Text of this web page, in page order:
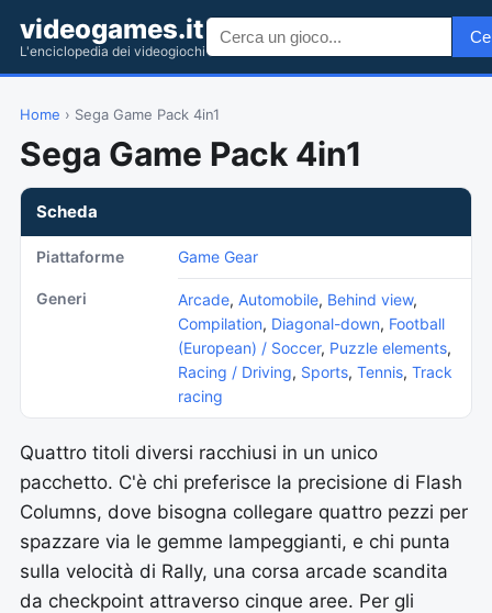
videogames.it
L'enciclopedia dei videogiochi
Home › Sega Game Pack 4in1
Sega Game Pack 4in1
Scheda
Piattaforme Game Gear
Generi Arcade, Automobile, Behind view,
Compilation, Diagonal-down, Football
(European) / Soccer, Puzzle elements,
Racing / Driving, Sports, Tennis, Track
racing
Quattro titoli diversi racchiusi in un unico
pacchetto. C'è chi preferisce la precisione di Flash
Columns, dove bisogna collegare quattro pezzi per
spazzare via le gemme lampeggianti, e chi punta
sulla velocità di Rally, una corsa arcade scandita
da checkpoint attraverso cinque aree. Per gli